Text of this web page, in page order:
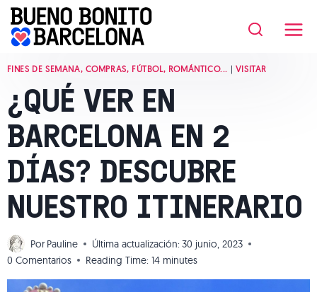
Saltar
contenido
FINES DE SEMANA, COMPRAS, FÚTBOL, ROMÁNTICO... | VISITAR
¿QUÉ VER EN
BARCELONA EN 2
DÍAS? DESCUBRE
NUESTRO ITINERARIO
Por Pauline Última actualización: 30 junio, 2023
0 Comentarios
Reading Time: 14 minutes